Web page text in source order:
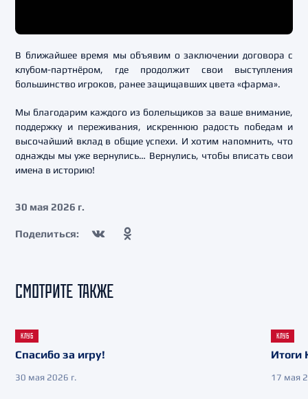
В ближайшее время мы объявим о заключении договора с
клубом-партнёром, где продолжит свои выступления
большинство игроков, ранее защищавших цвета «фарма».
Мы благодарим каждого из болельщиков за ваше внимание,
поддержку и переживания, искреннюю радость победам и
высочайший вклад в общие успехи. И хотим напомнить, что
однажды мы уже вернулись… Вернулись, чтобы вписать свои
имена в историю!
30 мая 2026 г.
Поделиться:
СМОТРИТЕ ТАКЖЕ
КЛУБ
Спасибо за игру!
30 мая 2026 г.
КЛУБ
Итоги
17 мая